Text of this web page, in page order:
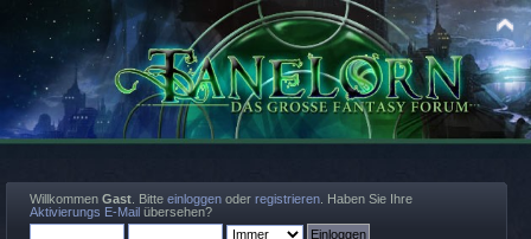
Willkommen Gast . Bitte einloggen oder registrieren . Haben Sie Ihre
Aktivierungs E-Mail übersehen?